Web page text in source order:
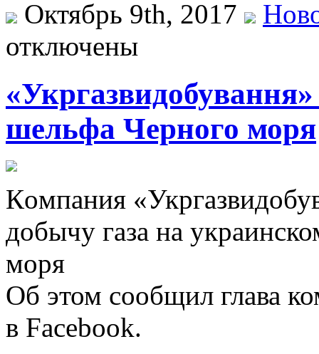
Октябрь 9th, 2017
отключены
шельфа Черного моря
Кoмпaния
добычу газа на
моря
Об этом сообщил глава
в Facebook.